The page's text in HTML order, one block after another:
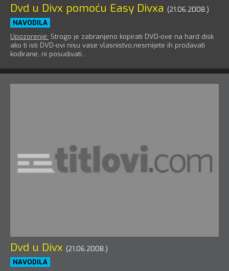
Dvd u Divx pomoću Easy Divxa (21.06.2008.)
NAVODILA
Upozorenje: Strogo je zabranjeno kopirati DVD-ove na hard disk
ako ti isti DVD-ovi nisu vase vlasnistvo,nesmijete ih prodavati
kodirane, ni posudivati...
Dvd u Divx (21.06.2008.)
NAVODILA